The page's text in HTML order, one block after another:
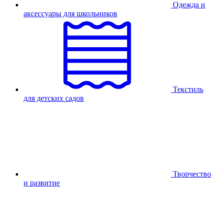
Одежда и
аксессуары для школьников
Текстиль
для детских садов
Творчество
и развитие